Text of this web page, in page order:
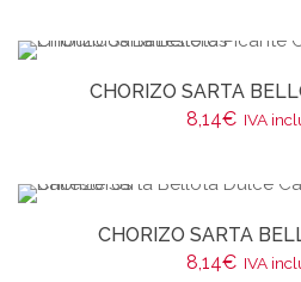
CHORIZO SARTA
8,14€ IVA
CHORIZO SARTA
8,14€ IVA